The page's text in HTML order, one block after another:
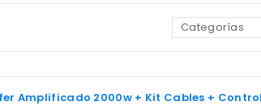
Amplificado 2000w + Kit Cables + Control